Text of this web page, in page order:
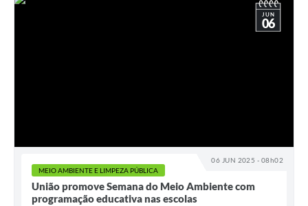
06 JUN 2025 - 08h02
JUN
06
MEIO AMBIENTE E LIMPEZA PÚBLICA
União promove Semana do Meio Ambiente com
programação educativa nas escolas